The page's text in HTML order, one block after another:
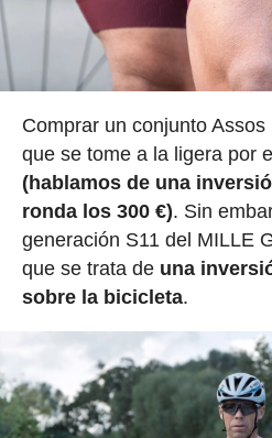
Comprar un conjunto
que se tome a la ligera por
(hablamos de una
ronda los 300 €). Sin
generación S11 del MILLE
que se trata deuna
sobre la bicicleta.